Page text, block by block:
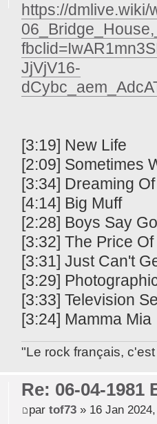
https://dmlive.wiki/
JjVjV16-
[3:19] New Life
[2:09] Sometimes
[3:34] Dreaming
[4:14] Big Muff
[2:28] Boys Say
[3:32] The Price
[3:31] Just Can't
[3:29]
[3:33] Television
[3:24] Mamma Mia
"Le rock français,
Re: 06-04-
par tof73» 16 Jan